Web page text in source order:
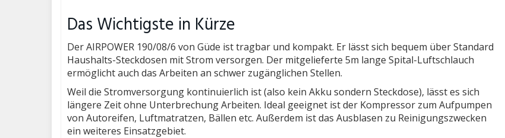
Das Wichtigste in Kürze
Der AIRPOWER 190/08/6 von Güde ist tragbar und kompakt. Er lässt sich bequem über Standard
Haushalts-Steckdosen mit Strom versorgen. Der mitgelieferte 5m lange Spital-Luftschlauch
ermöglicht auch das Arbeiten an schwer zugänglichen Stellen.
Weil die Stromversorgung kontinuierlich ist (also kein Akku sondern Steckdose), lässt es sich
längere Zeit ohne Unterbrechung Arbeiten. Ideal geeignet ist der Kompressor zum Aufpumpen
von Autoreifen, Luftmatratzen, Bällen etc. Außerdem ist das Ausblasen zu Reinigungszwecken
ein weiteres Einsatzgebiet.